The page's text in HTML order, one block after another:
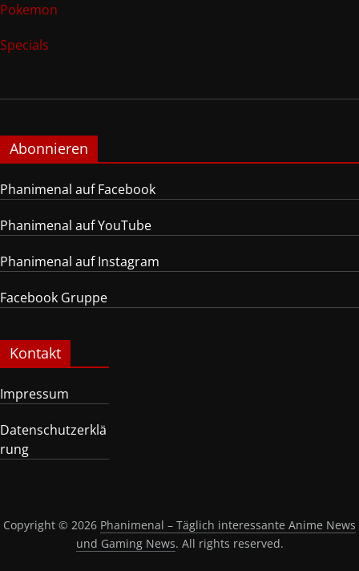
Pokemon
Specials
Abonnieren
Phanimenal auf Facebook
Phanimenal auf YouTube
Phanimenal auf Instagram
Facebook Gruppe
Kontakt
Impressum
Datenschutzerklä
rung
Copyright © 2026 Phanimenal – Täglich interessante Anime News
und Gaming News. All rights reserved.